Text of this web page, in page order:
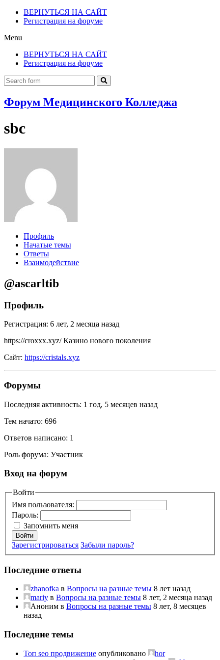
ВЕРНУТЬСЯ НА САЙТ
Регистрация на форуме
Menu
ВЕРНУТЬСЯ НА САЙТ
Регистрация на форуме
Форум Медицинского Колледжа
sbc
Профиль
Начатые темы
Ответы
Взаимодействие
@ascarltib
Профиль
Регистрация: 6 лет, 2 месяца назад
https://croxxx.xyz/ Казино нового поколения
Сайт: https://cristals.xyz
Форумы
Последняя активность: 1 год, 5 месяцев назад
Тем начато: 696
Ответов написано: 1
Роль форума: Участник
Вход на форум
Войти
Имя пользователя:
Пароль:
Запомнить меня
Войти
Зарегистрироваться Забыли пароль?
Последние ответы
zhanofka в Вопросы на разные темы 8 лет назад
mariy в Вопросы на разные темы 8 лет, 2 месяца назад
Аноним в Вопросы на разные темы 8 лет, 8 месяцев
назад
Последние темы
Топ seo продвижение опубликовано
hor